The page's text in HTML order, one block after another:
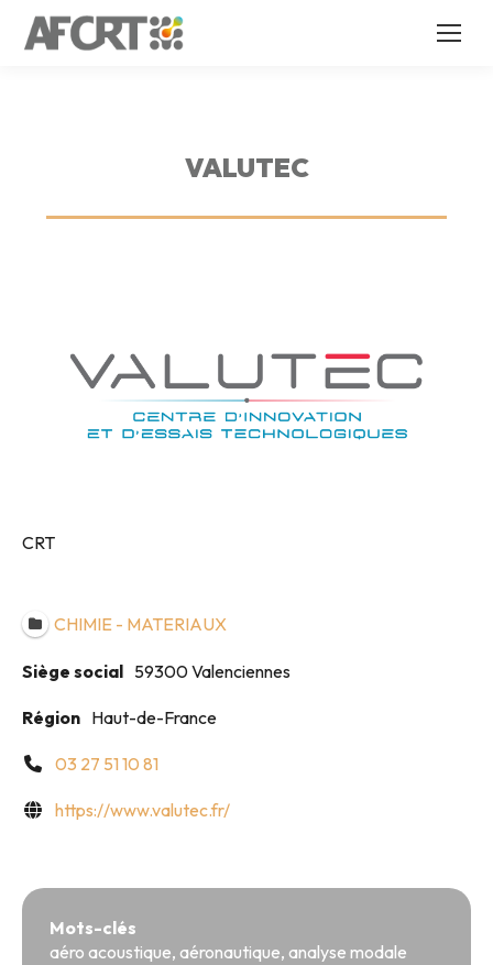
VALUTEC
CRT
CHIMIE - MATERIAUX
Siège social 59300 Valenciennes
Région Haut-de-France
03 27 51 10 81
https://www.valutec.fr/
Mots-clés
aéro acoustique, aéronautique, analyse modale